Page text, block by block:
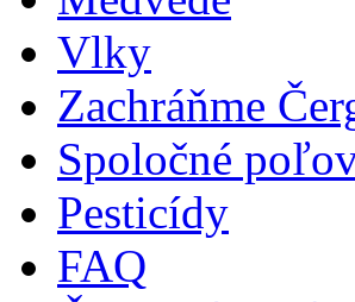
Vlky
Zachráňme
Spoločné
Pesticídy
FAQ